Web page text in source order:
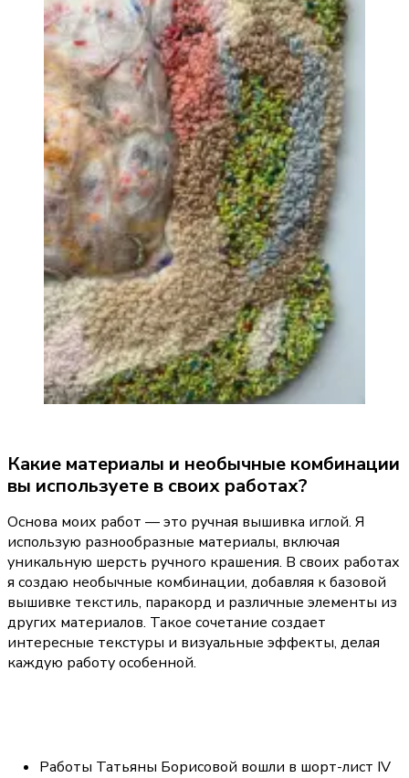
Какие материалы и необычные комбинации
вы используете в своих работах?
Основа моих работ — это ручная вышивка иглой. Я
использую разнообразные материалы, включая
уникальную шерсть ручного крашения. В своих работах
я создаю необычные комбинации, добавляя к базовой
вышивке текстиль, паракорд и различные элементы из
других материалов. Такое сочетание создает
интересные текстуры и визуальные эффекты, делая
каждую работу особенной.
Работы Татьяны Борисовой вошли в шорт-лист IV